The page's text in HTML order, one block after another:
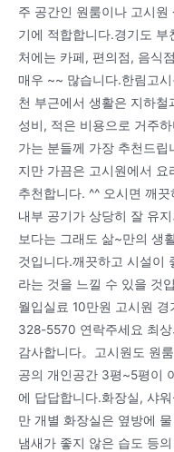
주 공간인 원룸이나 고시
기에 적합합니다.경기도
처에는 카페, 편의점, 음식
매우 ~~ 많습니다.한림고
천 부근에서 생활은 지하
성비, 적은 비용으로 거주
가는 분들께 가장 추천드
지만 가끔은 고시원에서
추천합니다. ^^ 오시면 깨
내부 공기가 상당히 잘 유
보다는 그래도 삶~만의 생
것입니다.깨끗하고 시설이
라는 것을 느낄 수 있을 것
월입실료 10만원 고시원
328-5570 연락주세요 최
감사합니다。고시원도 원
공의 개인공간 3평~5평이
에 답답합니다.화장실, 샤
만 개별 화장실은 옆방에
냄새가 좋지 않은 습도 등